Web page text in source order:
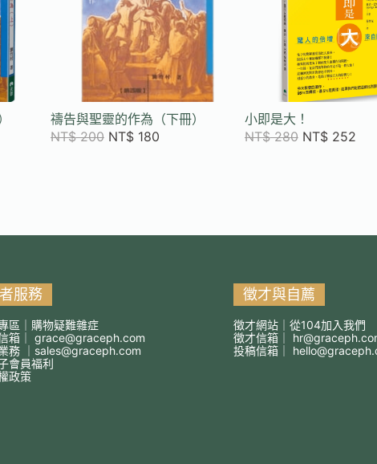
禱告與聖靈的作為（下冊）
NT$200 NT$180
小即是大！
NT$280 NT$252
服務
區｜購物疑難雜症
箱｜ grace@graceph.com
務 ｜ sales@graceph.com
會員福利
政策
徵才與自薦
徵才網站｜從104加入我們
徵才信箱｜
投稿信箱｜